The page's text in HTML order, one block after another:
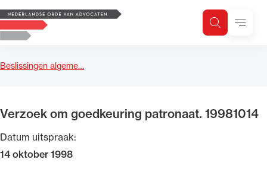
Logo, to the homepage
ZoekenMenu
Beslissingen algeme…
Verzoek om goedkeuring patronaat. 19981014
Datum uitspraak:
14 oktober 1998
Zoeken
Zoek op trefwoord